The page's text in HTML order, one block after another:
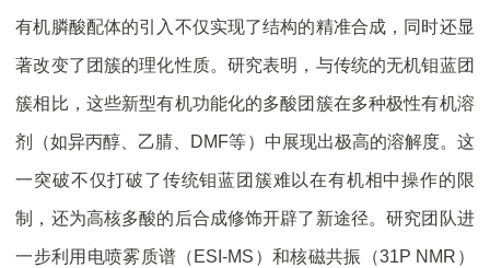
有机膦酸配体的引入不仅实现了结构的精准合成，同时还显
著改变了团簇的理化性质。研究表明，与传统的无机钼蓝团
簇相比，这些新型有机功能化的多酸团簇在多种极性有机溶
剂（如异丙醇、乙腈、DMF等）中展现出极高的溶解度。这
一突破不仅打破了传统钼蓝团簇难以在有机相中操作的限
制，还为高核多酸的后合成修饰开辟了新途径。研究团队进
一步利用电喷雾质谱（ESI-MS）和核磁共振（31P NMR）